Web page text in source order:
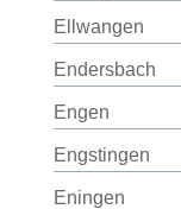
Ellwangen
Endersbach
Engen
Engstingen
Eningen